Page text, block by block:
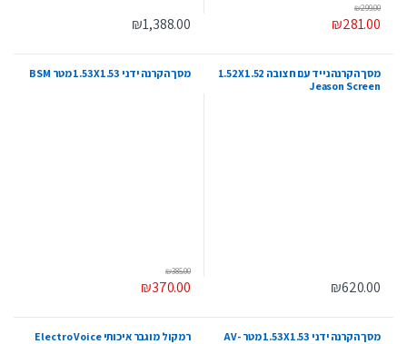
₪281.00
₪299.00
₪1,388.00
מסך הקרנה נייד עם חצובה 1.52X1.52
Jeason Screen
₪620.00
מסך הקרנה ידני 1.53X1.53 מטר BSM
₪370.00
₪385.00
מסך הקרנה ידני 1.53X1.53 מטר AV-
רמקול מוגבר איכותי Electro Voice